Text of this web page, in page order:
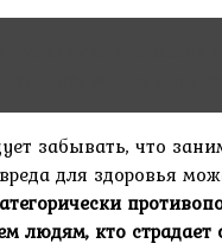
забывать, что
для здоровья
людям, кто страдает